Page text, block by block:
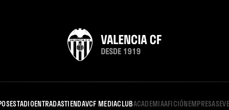
ESTADIOENTRADASTIENDAVCF MEDIACLUBACADEMIAAFICIÓNEMPRESAS